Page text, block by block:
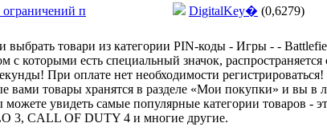
ограничений п
DigitalKey� (0,6279)
товари из категории PIN-коды - Игры - -
с которыми есть специальный значок,
При оплате нет необходимости
вами товары хранятся в разделе «Мои покупки» и
увидеть самые популярные категории товаров
3, CALL OF DUTY 4 и многие другие.